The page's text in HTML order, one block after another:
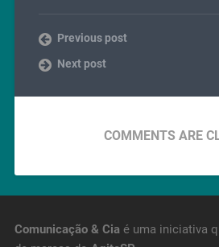
Previous post
Next post
COMMENTS ARE
Comunicação & Ciaé uma iniciativa